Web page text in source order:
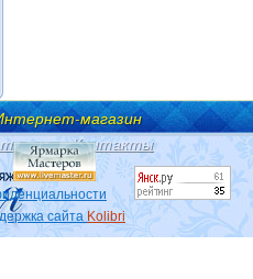
магазин
Контакты
сайта Kolibri